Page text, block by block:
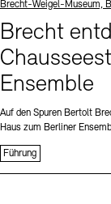
Standort
Brecht-Weigel-Museum,
Brecht
Ensemble
Auf den Spuren Bertolt
Haus zum Berliner
Führung